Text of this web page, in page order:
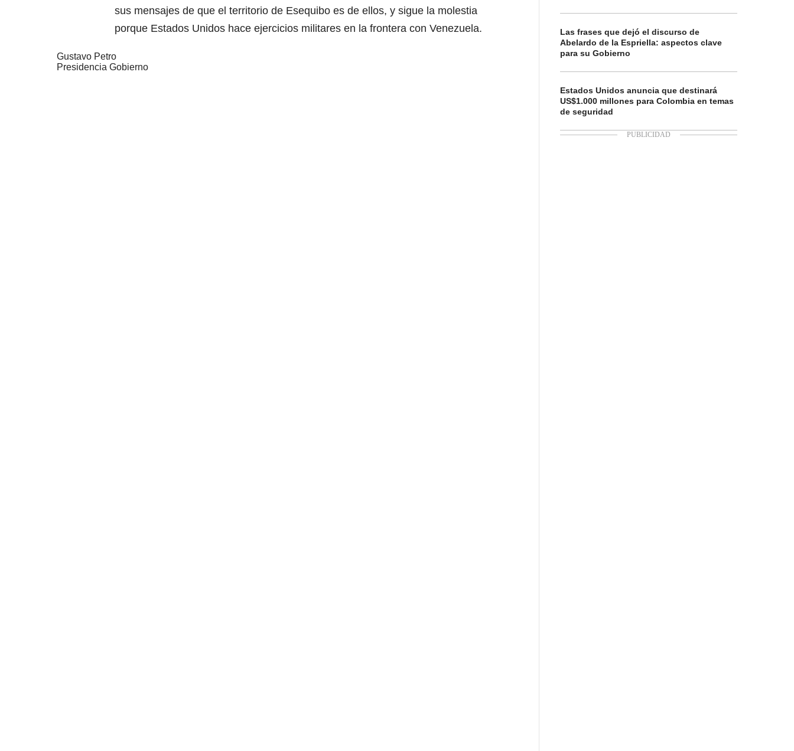
sus mensajes de que el territorio de Esequibo es de ellos, y sigue la molestia
porque Estados Unidos hace ejercicios militares en la frontera con Venezuela.
Gustavo Petro
Presidencia Gobierno
Las frases que dejó el discurso de
Abelardo de la Espriella: aspectos clave
para su Gobierno
Estados Unidos anuncia que destinará
US$1.000 millones para Colombia en temas
de seguridad